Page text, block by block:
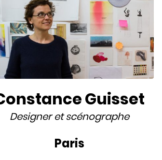
Guisset
Designeretscénographe
Paris